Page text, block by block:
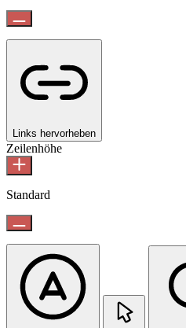
Links hervorheben
Zeilenhöhe
Standard